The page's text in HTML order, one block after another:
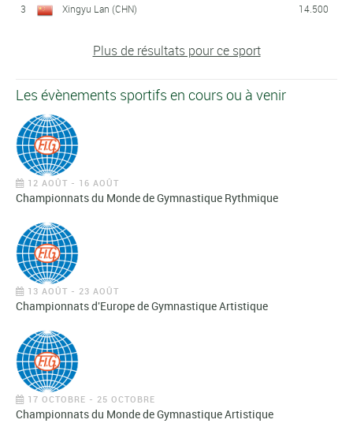
3 Xingyu Lan (CHN) 14.500
Plus de résultats pour ce sport
Les évènements sportifs en cours ou à venir
12 AOÛT - 16 AOÛT
Championnats du Monde de Gymnastique Rythmique
13 AOÛT - 23 AOÛT
Championnats d'Europe de Gymnastique Artistique
17 OCTOBRE - 25 OCTOBRE
Championnats du Monde de Gymnastique Artistique